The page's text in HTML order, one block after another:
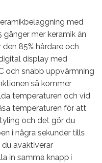
med
gånger mer keramik än
85% hårdare och
display med
och snabb uppvärmning
så kommer
temperaturen och vid
temperaturen för att
och det gör du
i några sekunder tills
avaktiverar
in samma knapp i